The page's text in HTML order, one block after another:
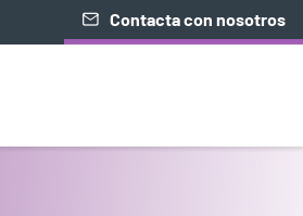
Contacta con nosotros